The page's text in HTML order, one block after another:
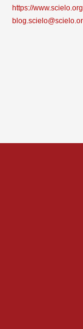
https://www.scielo.org